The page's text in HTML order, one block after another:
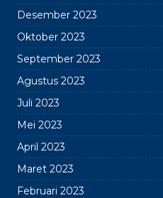
Desember 2023
Oktober 2023
September 2023
Agustus 2023
Juli 2023
Mei 2023
April 2023
Maret 2023
Februari 2023